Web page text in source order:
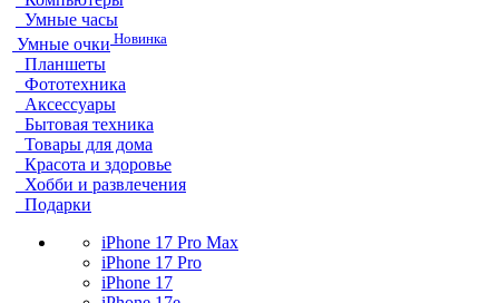
Умные часы
Умные очки Новинка
Планшеты
Фототехника
Аксессуары
Бытовая техника
Товары для дома
Красота и здоровье
Хобби и развлечения
Подарки
iPhone 17 Pro Max
iPhone 17 Pro
iPhone 17